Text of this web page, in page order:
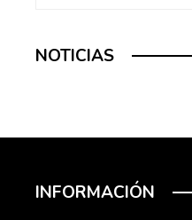
NOTICIAS
INFORMACIÓN